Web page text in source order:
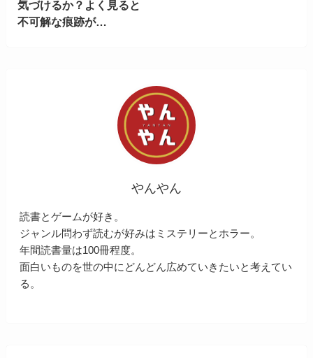
気づけるか？よく見ると
不可解な痕跡が…
やんやん
読書とゲームが好き。
ジャンル問わず読むが好みはミステリーとホラー。
年間読書量は100冊程度。
面白いものを世の中にどんどん広めていきたいと考えてい
る。